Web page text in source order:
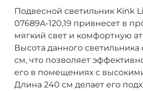
Подвесной светильник Kink
07689A-120,19 привнесет в
мягкий свет и комфортную
Высота данного светильника
см, что позволяет
его в помещениях с
Длина 240 см делает его